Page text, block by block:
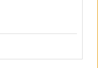
– VASÁRNAP
FEST